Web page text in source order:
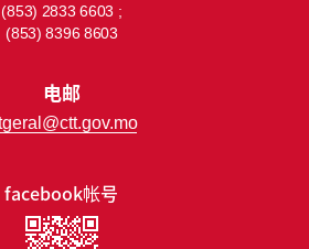
facebook帐号
(853) 2833 6603 ;
(853) 8396 8603
电邮